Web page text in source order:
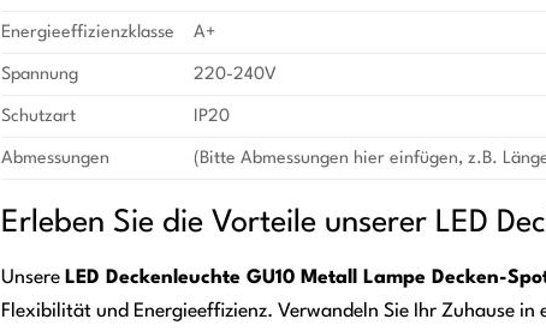
Energieeffizienzklasse A+
Spannung 220-240V
Schutzart IP20
Abmessungen (Bitte Abmessungen hier einfügen, z.B.
Erleben Sie die Vorteile unserer LED
Unsere LED Deckenleuchte GU10 Metall Lampe Decken-
Flexibilität und Energieeffizienz. Verwandeln Sie Ihr Zuhause